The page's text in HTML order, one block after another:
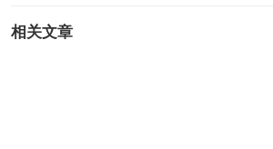
相关文章